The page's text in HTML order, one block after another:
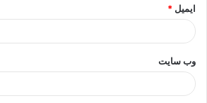
ایمیل *
وب‌ سایت